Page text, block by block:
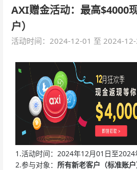
AXI赠金活动：最高$4000
户）
活动时间：2024-12-01 至 2024-12-
1.活动时间：2024年12月01日至2024
2.参与对象： 所有新老客户（标准账户